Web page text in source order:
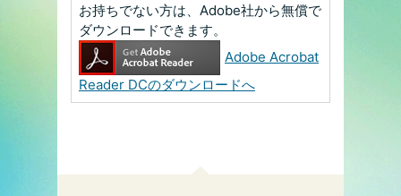
お持ちでない方は、Adobe社から無償で
ダウンロードできます。
Adobe Acrobat
Reader DCのダウンロードへ